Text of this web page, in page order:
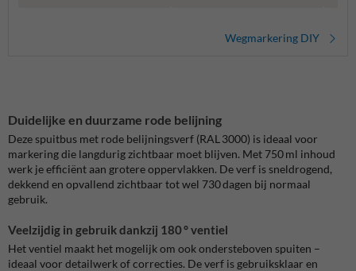
Wegmarkering DIY
Duidelijke en duurzame rode belijning
Deze spuitbus met rode belijningsverf (RAL 3000) is ideaal voor
markering die langdurig zichtbaar moet blijven. Met 750 ml inhoud
werk je efficiënt aan grotere oppervlakken. De verf is sneldrogend,
dekkend en opvallend zichtbaar tot wel 730 dagen bij normaal
gebruik.
Veelzijdig in gebruik dankzij 180 ° ventiel
Het ventiel maakt het mogelijk om ook ondersteboven spuiten –
ideaal voor detailwerk of correcties. De verf is gebruiksklaar en